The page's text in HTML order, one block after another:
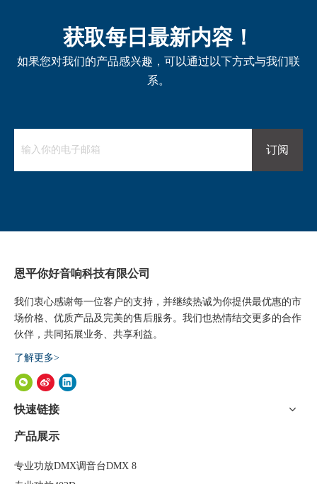
获取每日最新内容！
如果您对我们的产品感兴趣，可以通过以下方式与我们联
系。
订阅
恩平你好音响科技有限公司
我们衷心感谢每一位客户的支持，并继续热诚为你提供最优惠的市
场价格、优质产品及完美的售后服务。我们也热情结交更多的合作
伙伴，共同拓展业务、共享利益。
了解更多>
快速链接
产品展示
专业功放DMX调音台DMX 8